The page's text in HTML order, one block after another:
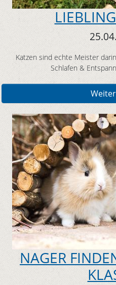
Katzen sind echte Meister
Schlafen &
NAGER